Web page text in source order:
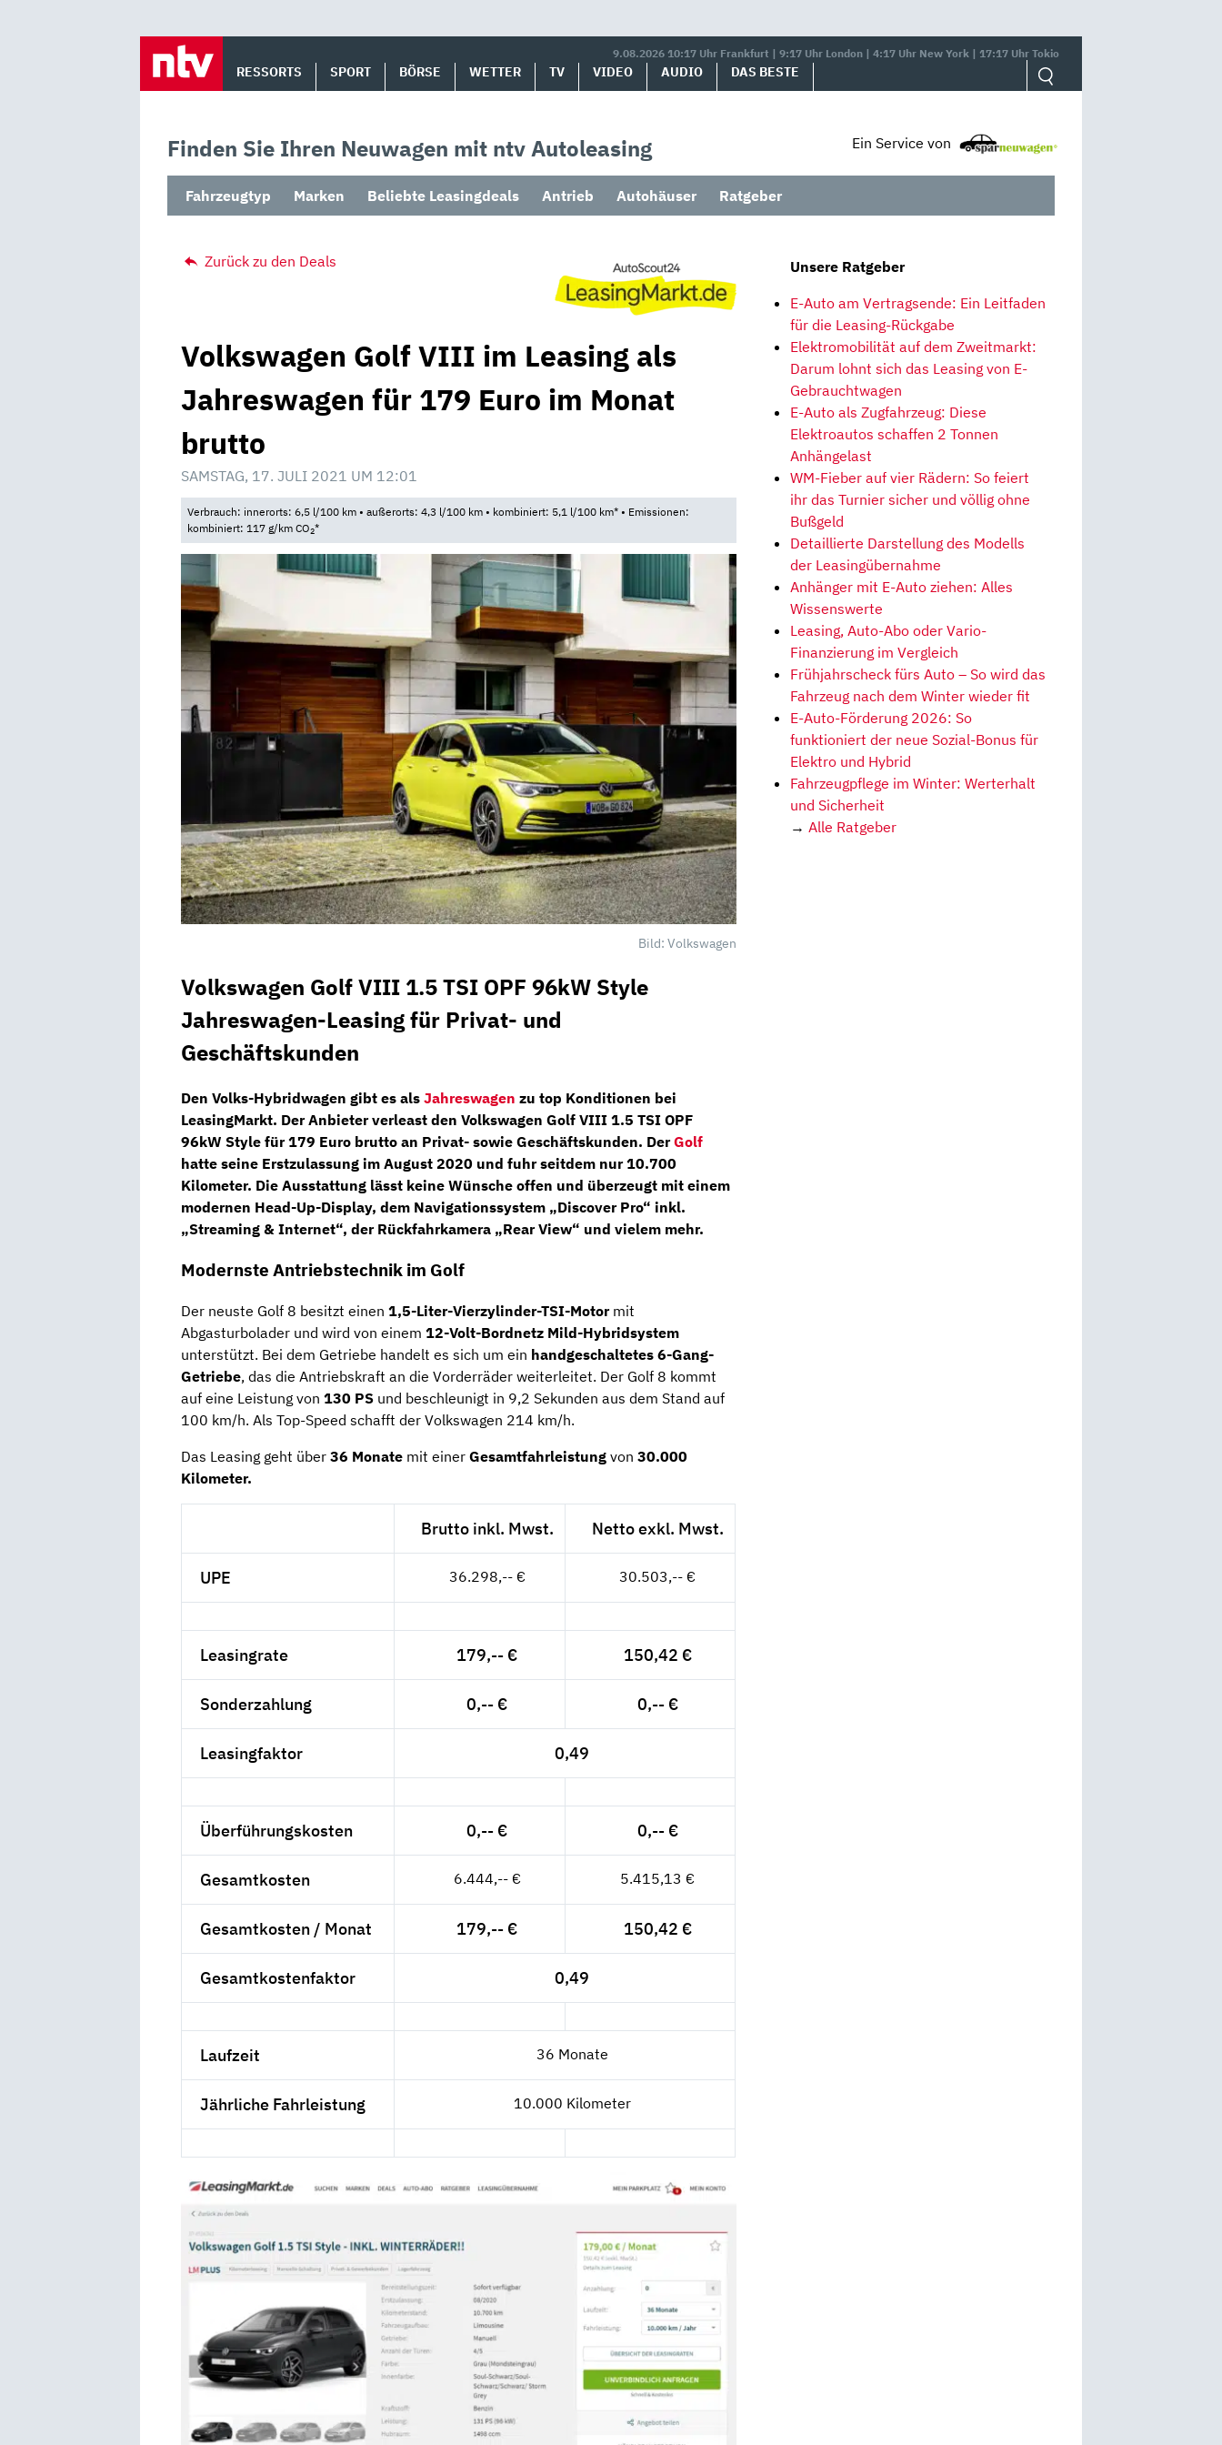
9.08.2026 10:17 Uhr Frankfurt | 9:17 Uhr London | 4:17 Uhr New York | 17:17 Uhr Tokio
RESSORTS SPORT BÖRSE WETTER TV VIDEO AUDIO DAS BESTE
Finden Sie Ihren Neuwagen mit ntv Autoleasing Ein Service von
Fahrzeugtyp Marken Beliebte Leasingdeals Antrieb Autohäuser Ratgeber
Zurück zu den Deals
Volkswagen Golf VIII im Leasing als
Jahreswagen für 179 Euro im Monat
brutto
SAMSTAG, 17. JULI 2021 UM 12:01
Verbrauch: innerorts: 6,5 l/100 km • außerorts: 4,3 l/100 km • kombiniert: 5,1 l/100 km* • Emissionen:
kombiniert: 117 g/km CO2*
Bild: Volkswagen
Volkswagen Golf VIII 1.5 TSI OPF 96kW Style
Jahreswagen-Leasing für Privat- und
Geschäftskunden
Den Volks-Hybridwagen gibt es als Jahreswagen zu top Konditionen bei
LeasingMarkt. Der Anbieter verleast den Volkswagen Golf VIII 1.5 TSI OPF
96kW Style für179 Euro brutto an Privat- sowie Geschäftskunden. DerGolf
hatte seine Erstzulassung im August 2020 und fuhr seitdem nur 10.700
Kilometer. Die Ausstattung lässt keine Wünsche offen und überzeugt mit einem
modernen Head-Up-Display, dem Navigationssystem „Discover Pro“ inkl.
„Streaming & Internet“, der Rückfahrkamera „Rear View“ und vielem mehr.
Modernste Antriebstechnik im Golf
Der neuste Golf 8 besitzt einen 1,5-Liter-Vierzylinder-TSI-Motormit
Abgasturbolader und wird von einem 12-Volt-Bordnetz Mild-Hybridsystem
unterstützt. Bei dem Getriebe handelt es sich um ein handgeschaltetes 6-Gang-
Getriebe, das die Antriebskraft an die Vorderräder weiterleitet. Der Golf 8 kommt
auf eine Leistung von 130 PS und beschleunigt in 9,2 Sekunden aus dem Stand auf
100 km/h. Als Top-Speed schafft der Volkswagen 214 km/h.
Das Leasing geht über 36 Monate mit einer Gesamtfahrleistung von 30.000
Kilometer.
Brutto inkl. Mwst. Netto exkl. Mwst.
UPE 36.298,-- € 30.503,-- €
Leasingrate 179,-- € 150,42 €
Sonderzahlung 0,-- € 0,-- €
Leasingfaktor 0,49
Überführungskosten 0,-- € 0,-- €
Gesamtkosten 6.444,-- € 5.415,13 €
Gesamtkosten / Monat 179,-- € 150,42 €
Gesamtkostenfaktor 0,49
Laufzeit 36 Monate
Jährliche Fahrleistung 10.000 Kilometer
Unsere Ratgeber
E-Auto am Vertragsende: Ein Leitfaden
für die Leasing-Rückgabe
Elektromobilität auf dem Zweitmarkt:
Darum lohnt sich das Leasing von E-
Gebrauchtwagen
E-Auto als Zugfahrzeug: Diese
Elektroautos schaffen 2 Tonnen
Anhängelast
WM-Fieber auf vier Rädern: So feiert
ihr das Turnier sicher und völlig ohne
Bußgeld
Detaillierte Darstellung des Modells
der Leasingübernahme
Anhänger mit E-Auto ziehen: Alles
Wissenswerte
Leasing, Auto-Abo oder Vario-
Finanzierung im Vergleich
Frühjahrscheck fürs Auto – So wird das
Fahrzeug nach dem Winter wieder fit
E-Auto-Förderung 2026: So
funktioniert der neue Sozial-Bonus für
Elektro und Hybrid
Fahrzeugpflege im Winter: Werterhalt
und Sicherheit
→ Alle Ratgeber